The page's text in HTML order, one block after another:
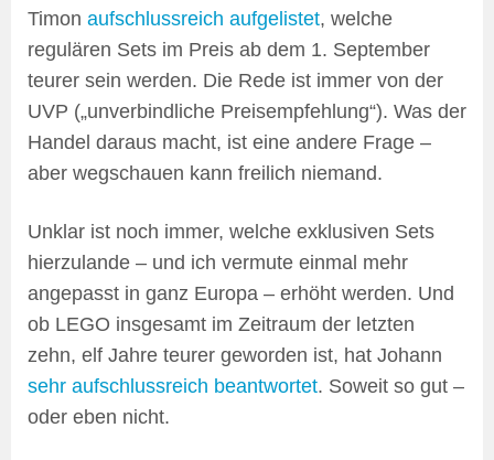
Timon aufschlussreich aufgelistet, welche
regulären Sets im Preis ab dem 1. September
teurer sein werden. Die Rede ist immer von der
UVP („unverbindliche Preisempfehlung“). Was der
Handel daraus macht, ist eine andere Frage –
aber wegschauen kann freilich niemand.
Unklar ist noch immer, welche exklusiven Sets
hierzulande – und ich vermute einmal mehr
angepasst in ganz Europa – erhöht werden. Und
ob LEGO insgesamt im Zeitraum der letzten
zehn, elf Jahre teurer geworden ist, hat Johann
sehr aufschlussreich beantwortet. Soweit so gut –
oder eben nicht.